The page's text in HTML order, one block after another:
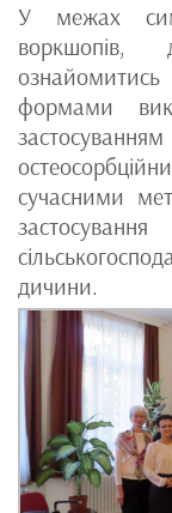
У межах
формами
сучасними
дичини.